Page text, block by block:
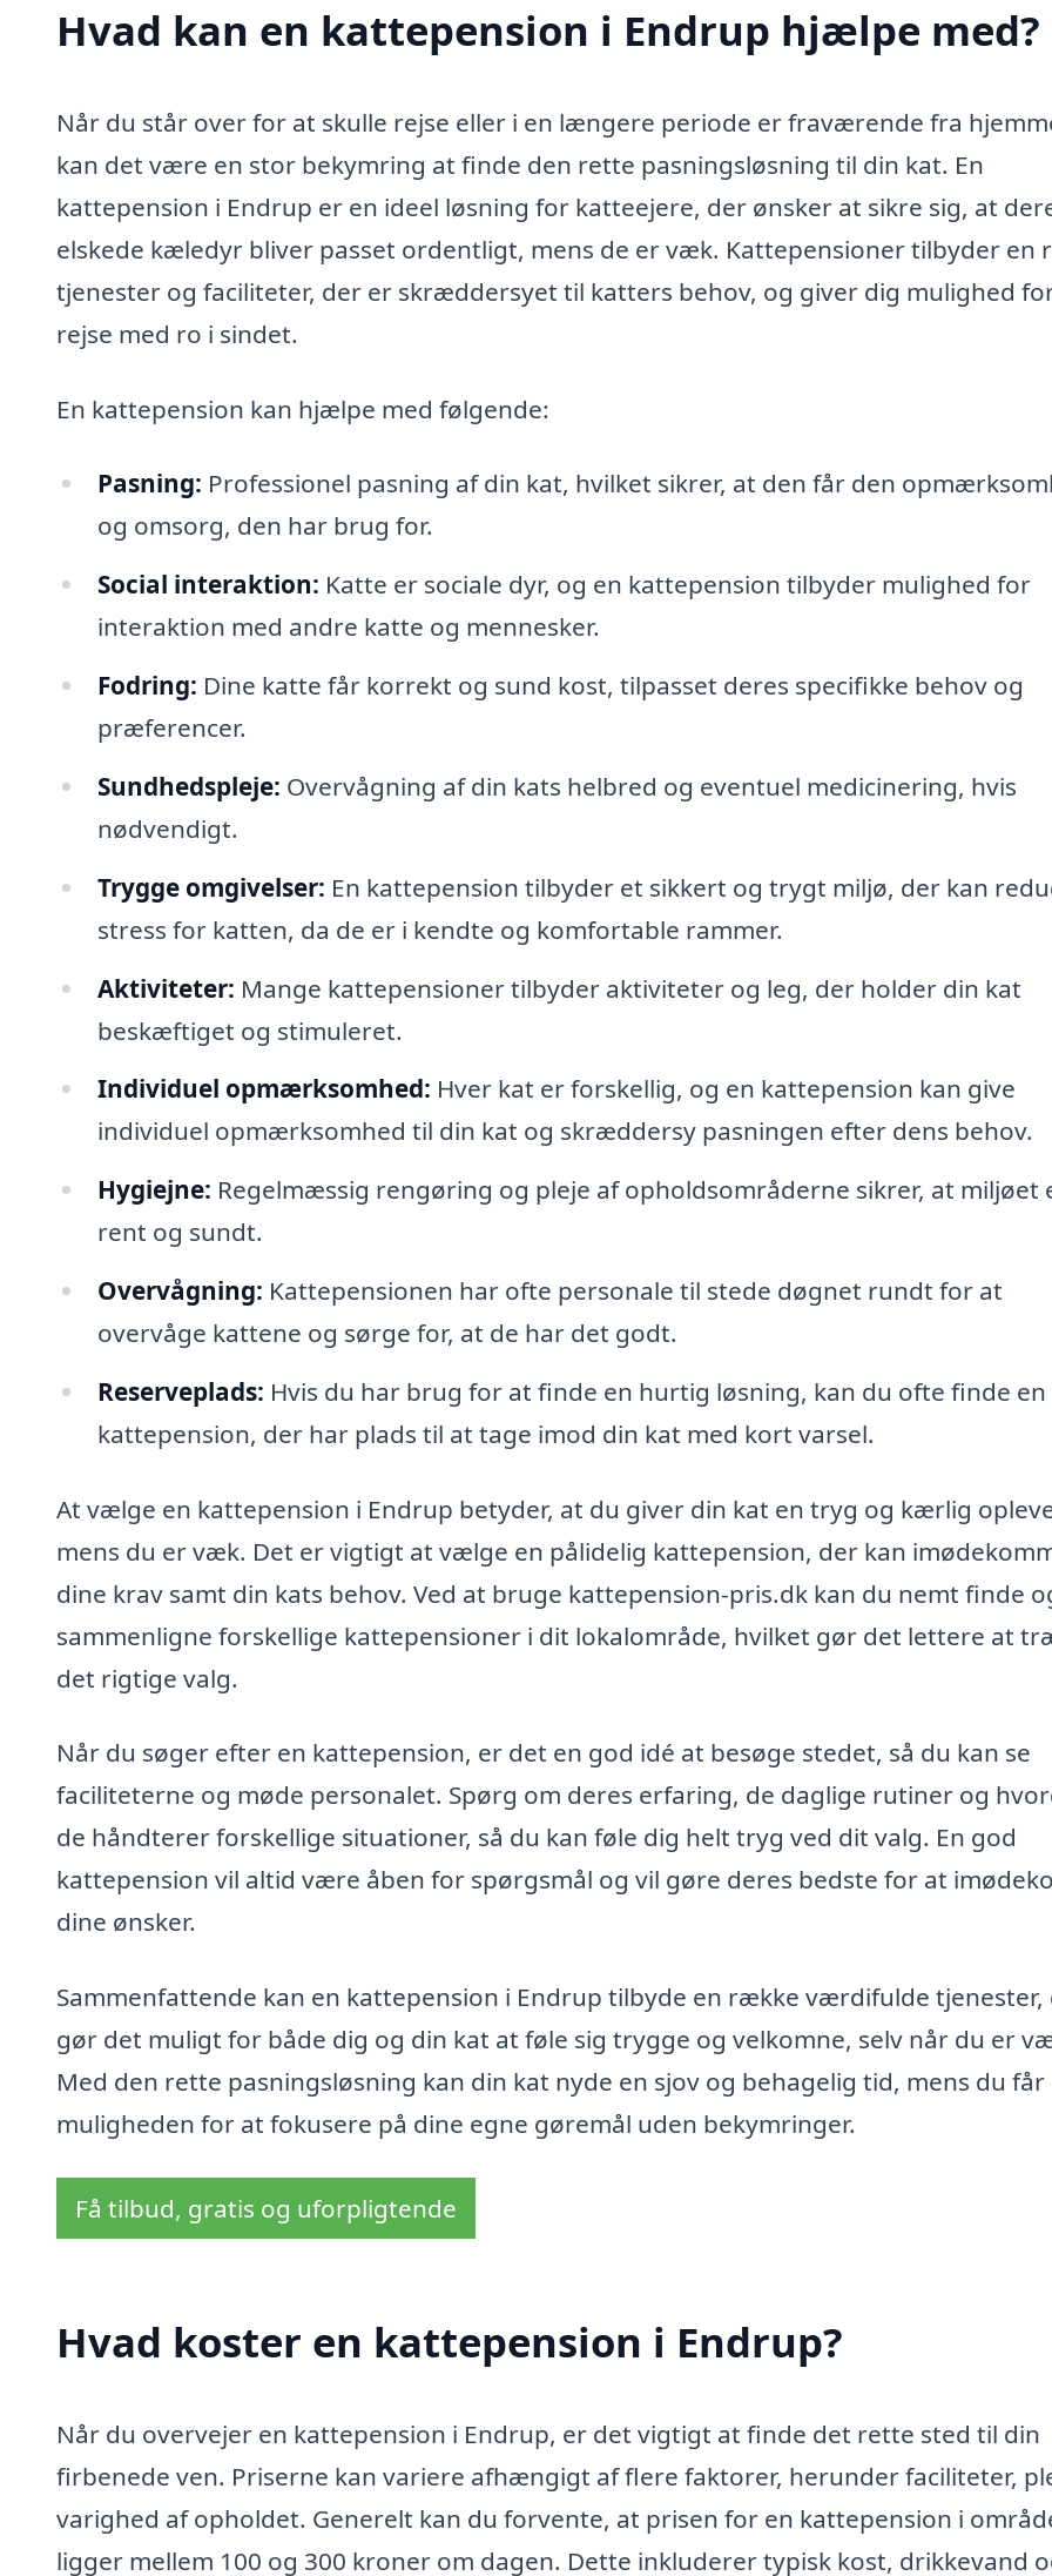
Hvad kan en kattepension i Endrup hjælpe med?
Når du står over for at skulle rejse eller i en længere periode er fraværende fra
kan det være en stor bekymring at finde den rette pasningsløsning til din kat. En
kattepension i Endrup er en ideel løsning for katteejere, der ønsker at sikre sig, at
elskede kæledyr bliver passet ordentligt, mens de er væk. Kattepensioner tilbyder en
tjenester og faciliteter, der er skræddersyet til katters behov, og giver dig mulighed
rejse med ro i sindet.
En kattepension kan hjælpe med følgende:
Pasning: Professionel pasning af din kat, hvilket sikrer, at den får den
og omsorg, den har brug for.
Social interaktion: Katte er sociale dyr, og en kattepension tilbyder mulighed for
interaktion med andre katte og mennesker.
Fodring: Dine katte får korrekt og sund kost, tilpasset deres specifikke behov og
præferencer.
Sundhedspleje: Overvågning af din kats helbred og eventuel medicinering, hvis
nødvendigt.
Trygge omgivelser: En kattepension tilbyder et sikkert og trygt miljø, der kan
stress for katten, da de er i kendte og komfortable rammer.
Aktiviteter: Mange kattepensioner tilbyder aktiviteter og leg, der holder din kat
beskæftiget og stimuleret.
Individuel opmærksomhed: Hver kat er forskellig, og en kattepension kan give
individuel opmærksomhed til din kat og skræddersy pasningen efter dens behov.
Hygiejne: Regelmæssig rengøring og pleje af opholdsområderne sikrer, at miljøet
rent og sundt.
Overvågning: Kattepensionen har ofte personale til stede døgnet rundt for at
overvåge kattene og sørge for, at de har det godt.
Reserveplads: Hvis du har brug for at finde en hurtig løsning, kan du ofte finde en
kattepension, der har plads til at tage imod din kat med kort varsel.
At vælge en kattepension i Endrup betyder, at du giver din kat en tryg og kærlig
mens du er væk. Det er vigtigt at vælge en pålidelig kattepension, der kan
dine krav samt din kats behov. Ved at bruge kattepension-pris.dk kan du nemt finde
sammenligne forskellige kattepensioner i dit lokalområde, hvilket gør det lettere at
det rigtige valg.
Når du søger efter en kattepension, er det en god idé at besøge stedet, så du kan se
faciliteterne og møde personalet. Spørg om deres erfaring, de daglige rutiner og
de håndterer forskellige situationer, så du kan føle dig helt tryg ved dit valg. En god
kattepension vil altid være åben for spørgsmål og vil gøre deres bedste for at
dine ønsker.
Sammenfattende kan en kattepension i Endrup tilbyde en række værdifulde tjenester,
gør det muligt for både dig og din kat at føle sig trygge og velkomne, selv når du er
Med den rette pasningsløsning kan din kat nyde en sjov og behagelig tid, mens du får
muligheden for at fokusere på dine egne gøremål uden bekymringer.
Få tilbud, gratis og uforpligtende
Hvad koster en kattepension i Endrup?
Når du overvejer en kattepension i Endrup, er det vigtigt at finde det rette sted til din
firbenede ven. Priserne kan variere afhængigt af flere faktorer, herunder faciliteter,
varighed af opholdet. Generelt kan du forvente, at prisen for en kattepension i
ligger mellem 100 og 300 kroner om dagen. Dette inkluderer typisk kost, drikkevand